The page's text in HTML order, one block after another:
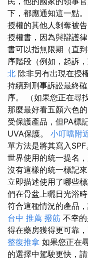
下，都應通知這一點。
授權的其他人剝奪被告
授權書，因為與辯護
書可以指無限期（直
序階段（例如，起訴
北 除非另有出現在授
持續到刑事訴訟最終
序。 （如果您正在尋
那麼最好看五顏六色
受保護產品，但PA標
UVA保護。 小叮噹附
單方法是將其寫入SPF
世界使用的統一提名
沒有這樣的統一標記
立即描述使用了哪些
們在骨盆上曬日光浴
符合這種情況的產品
台中 推薦 撥筋 不幸
得在藥房獲得更可靠
整復推拿 如果您正在
的選擇中駕駛更快，